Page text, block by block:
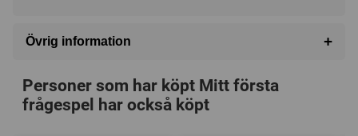
Övrig information +
Kategori: Frågor
Tillverkare:
Personer som har köpt Mitt första
frågespel har också köpt